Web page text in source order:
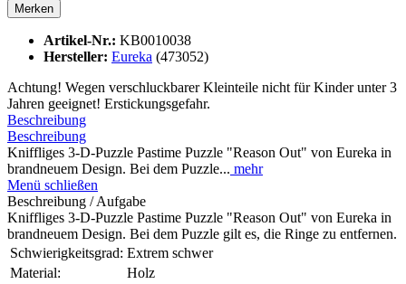
Merken
Artikel-Nr.: KB0010038
Hersteller: Eureka (473052)
Achtung! Wegen verschluckbarer Kleinteile nicht für Kinder unter 3
Jahren geeignet! Erstickungsgefahr.
Beschreibung
Beschreibung
Kniffliges 3-D-Puzzle Pastime Puzzle "Reason Out" von Eureka in
brandneuem Design. Bei dem Puzzle... mehr
Menü schließen
Beschreibung / Aufgabe
Kniffliges 3-D-Puzzle Pastime Puzzle "Reason Out" von Eureka in
brandneuem Design. Bei dem Puzzle gilt es, die Ringe zu entfernen.
Schwierigkeitsgrad: Extrem schwer
Material:
Holz